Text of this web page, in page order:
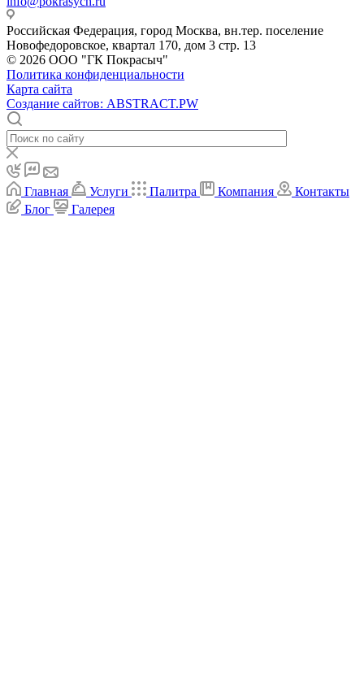
Российская Федерация, город Москва, вн.тер. поселение
Новофедоровское, квартал 170, дом 3 стр. 13
© 2026 ООО "ГК Покрасыч"
Политика конфиденциальности
Карта сайта
Создание сайтов: ABSTRACT.PW
Главная Услуги Палитра Компания
Контакты
Блог
Галерея